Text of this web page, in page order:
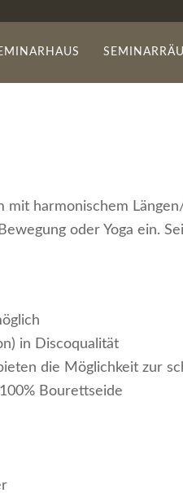
mit harmonischem
oder Yoga ein.
in Discoqualität
die Möglichkeit zur
Bourettseide